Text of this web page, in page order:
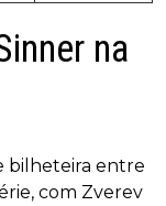
na
bilheteira entre
com Zverev